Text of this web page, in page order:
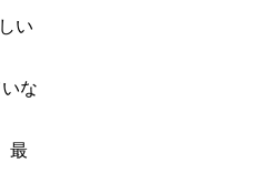
い
な
最